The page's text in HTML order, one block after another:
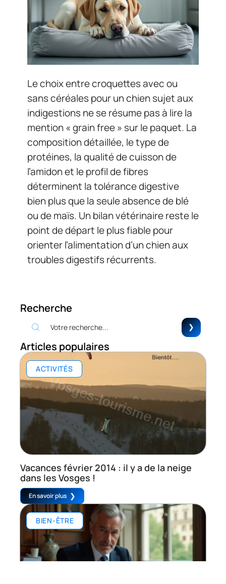
Le choix entre croquettes avec ou
sans céréales pour un chien sujet aux
indigestions ne se résume pas à lire la
mention « grain free » sur le paquet. La
composition détaillée, le type de
protéines, la qualité de cuisson de
l’amidon et le profil de fibres
déterminent la tolérance digestive
bien plus que la seule absence de blé
ou de maïs. Un bilan vétérinaire reste le
point de départ le plus fiable pour
orienter l’alimentation d’un chien aux
troubles digestifs récurrents.
Recherche
Articles populaires
ACTIVITÉS
Vacances février 2014 : il y a de la neige
dans les Vosges !
En savoir plus
BIEN-ÊTRE